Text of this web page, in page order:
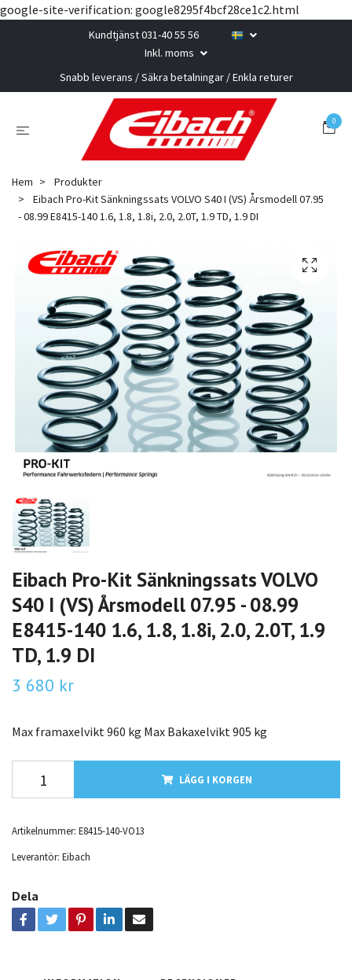
google-site-verification: google8295f4bcf28ce1c2.html
Kundtjänst 031-40 55 56
Inkl. moms
Snabb leverans / Säkra betalningar / Enkla returer
0
Hem
Produkter
Eibach Pro-Kit Sänkningssats VOLVO S40 I (VS) Årsmodell 07.95
- 08.99 E8415-140 1.6, 1.8, 1.8i, 2.0, 2.0T, 1.9 TD, 1.9 DI
Eibach Pro-Kit Sänkningssats VOLVO
S40 I (VS) Årsmodell 07.95 - 08.99
E8415-140 1.6, 1.8, 1.8i, 2.0, 2.0T, 1.9
TD, 1.9 DI
3 680 kr
Max framaxelvikt 960 kg Max Bakaxelvikt 905 kg
LÄGG I KORGEN
Artikelnummer: E8415-140-VO13
Leverantör: Eibach
Dela